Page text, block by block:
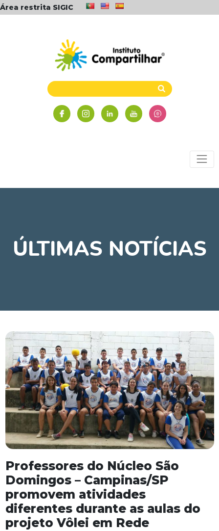
Área restrita SIGIC
ÚLTIMAS NOTÍCIAS
Professores do Núcleo São
Domingos – Campinas/SP
promovem atividades
diferentes durante as aulas do
projeto Vôlei em Rede